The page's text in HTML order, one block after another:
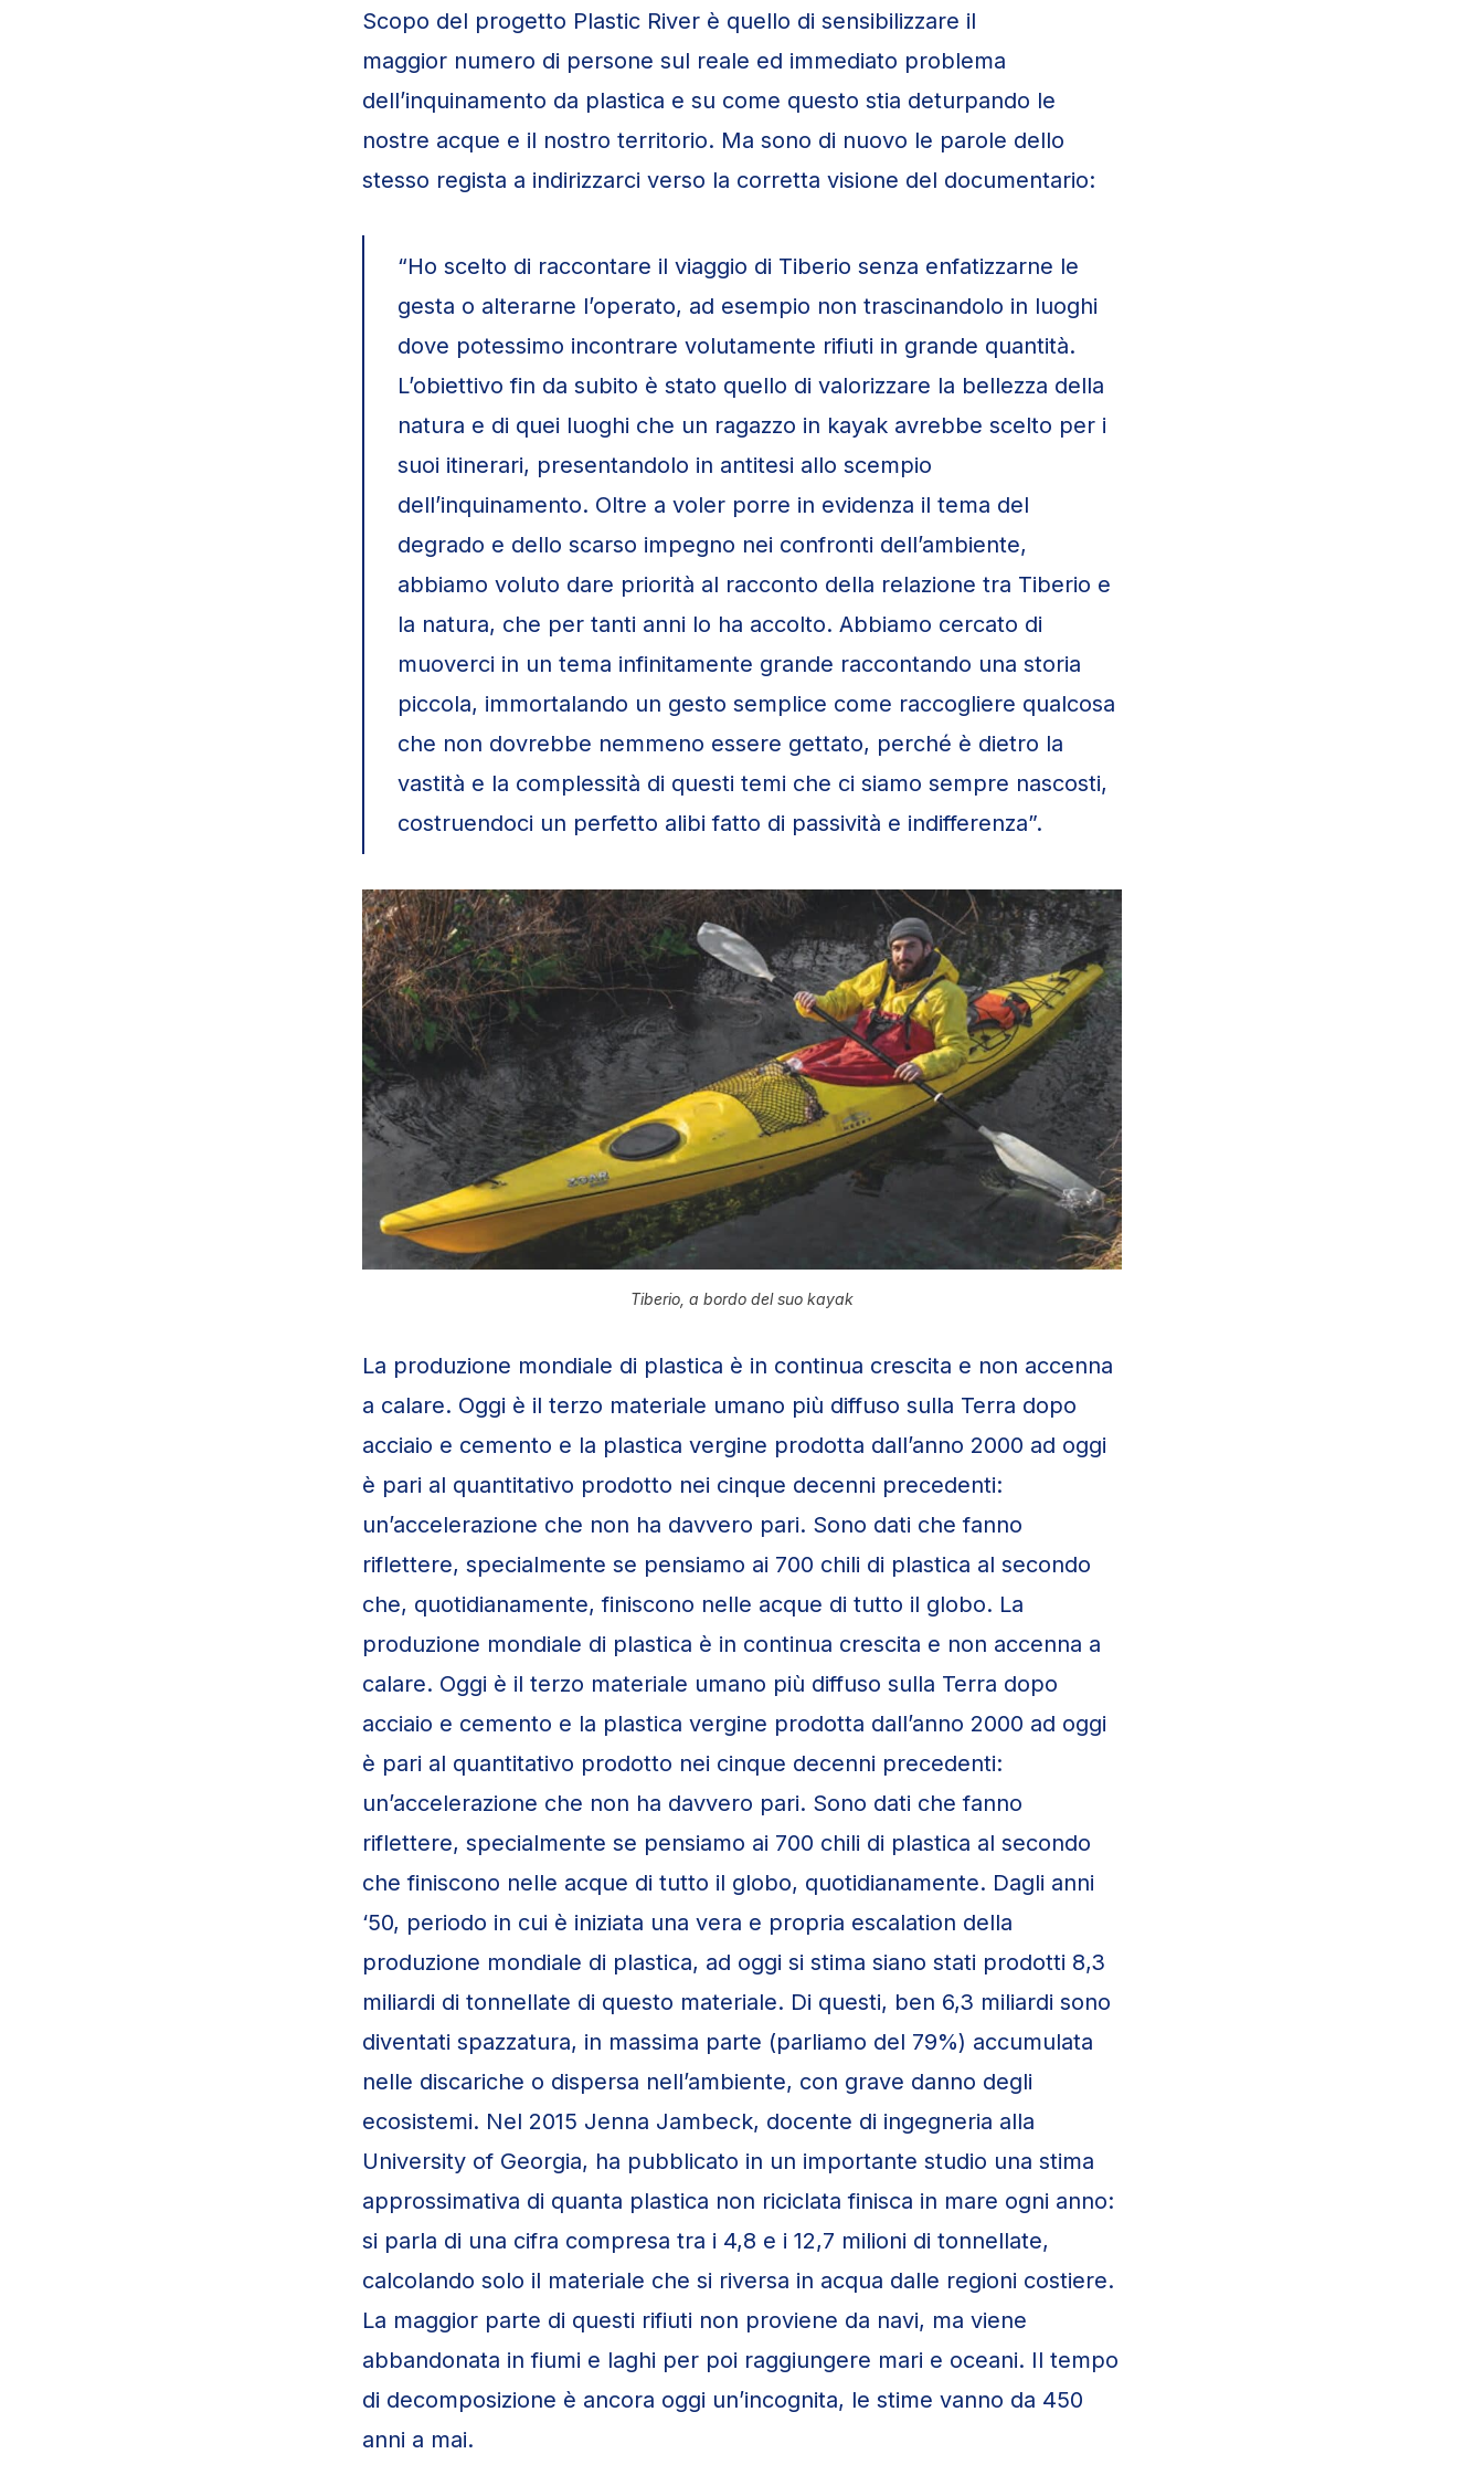
Scopo del progetto Plastic River è quello di sensibilizzare il
maggior numero di persone sul reale ed immediato problema
dell’inquinamento da plastica e su come questo stia deturpando le
nostre acque e il nostro territorio. Ma sono di nuovo le parole dello
stesso regista a indirizzarci verso la corretta visione del documentario:
“Ho scelto di raccontare il viaggio di Tiberio senza enfatizzarne le
gesta o alterarne l’operato, ad esempio non trascinandolo in luoghi
dove potessimo incontrare volutamente rifiuti in grande quantità.
L’obiettivo fin da subito è stato quello di valorizzare la bellezza della
natura e di quei luoghi che un ragazzo in kayak avrebbe scelto per i
suoi itinerari, presentandolo in antitesi allo scempio
dell’inquinamento. Oltre a voler porre in evidenza il tema del
degrado e dello scarso impegno nei confronti dell’ambiente,
abbiamo voluto dare priorità al racconto della relazione tra Tiberio e
la natura, che per tanti anni lo ha accolto. Abbiamo cercato di
muoverci in un tema infinitamente grande raccontando una storia
piccola, immortalando un gesto semplice come raccogliere qualcosa
che non dovrebbe nemmeno essere gettato, perché è dietro la
vastità e la complessità di questi temi che ci siamo sempre nascosti,
costruendoci un perfetto alibi fatto di passività e indifferenza”.
Tiberio, a bordo del suo kayak
La produzione mondiale di plastica è in continua crescita e non accenna
a calare. Oggi è il terzo materiale umano più diffuso sulla Terra dopo
acciaio e cemento e la plastica vergine prodotta dall’anno 2000 ad oggi
è pari al quantitativo prodotto nei cinque decenni precedenti:
un’accelerazione che non ha davvero pari. Sono dati che fanno
riflettere, specialmente se pensiamo ai 700 chili di plastica al secondo
che, quotidianamente, finiscono nelle acque di tutto il globo. La
produzione mondiale di plastica è in continua crescita e non accenna a
calare. Oggi è il terzo materiale umano più diffuso sulla Terra dopo
acciaio e cemento e la plastica vergine prodotta dall’anno 2000 ad oggi
è pari al quantitativo prodotto nei cinque decenni precedenti:
un’accelerazione che non ha davvero pari. Sono dati che fanno
riflettere, specialmente se pensiamo ai 700 chili di plastica al secondo
che finiscono nelle acque di tutto il globo, quotidianamente. Dagli anni
‘50, periodo in cui è iniziata una vera e propria escalation della
produzione mondiale di plastica, ad oggi si stima siano stati prodotti 8,3
miliardi di tonnellate di questo materiale. Di questi, ben 6,3 miliardi sono
diventati spazzatura, in massima parte (parliamo del 79%) accumulata
nelle discariche o dispersa nell’ambiente, con grave danno degli
ecosistemi. Nel 2015 Jenna Jambeck, docente di ingegneria alla
University of Georgia, ha pubblicato in un importante studio una stima
approssimativa di quanta plastica non riciclata finisca in mare ogni anno:
si parla di una cifra compresa tra i 4,8 e i 12,7 milioni di tonnellate,
calcolando solo il materiale che si riversa in acqua dalle regioni costiere.
La maggior parte di questi rifiuti non proviene da navi, ma viene
abbandonata in fiumi e laghi per poi raggiungere mari e oceani. Il tempo
di decomposizione è ancora oggi un’incognita, le stime vanno da 450
anni a mai.